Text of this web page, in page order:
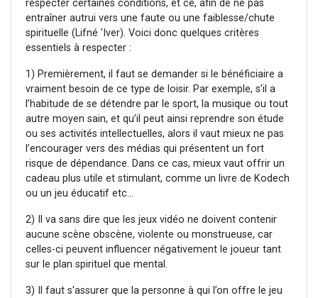
respecter certaines conditions, et ce, afin de ne pas
entraîner autrui vers une faute ou une faiblesse/chute
spirituelle (Lifné 'Iver). Voici donc quelques critères
essentiels à respecter :
1) Premièrement, il faut se demander si le bénéficiaire a
vraiment besoin de ce type de loisir. Par exemple, s’il a
l’habitude de se détendre par le sport, la musique ou tout
autre moyen sain, et qu’il peut ainsi reprendre son étude
ou ses activités intellectuelles, alors il vaut mieux ne pas
l’encourager vers des médias qui présentent un fort
risque de dépendance. Dans ce cas, mieux vaut offrir un
cadeau plus utile et stimulant, comme un livre de Kodech
ou un jeu éducatif etc...
2) Il va sans dire que les jeux vidéo ne doivent contenir
aucune scène obscène, violente ou monstrueuse, car
celles-ci peuvent influencer négativement le joueur tant
sur le plan spirituel que mental.
3) Il faut s'assurer que la personne à qui l’on offre le jeu